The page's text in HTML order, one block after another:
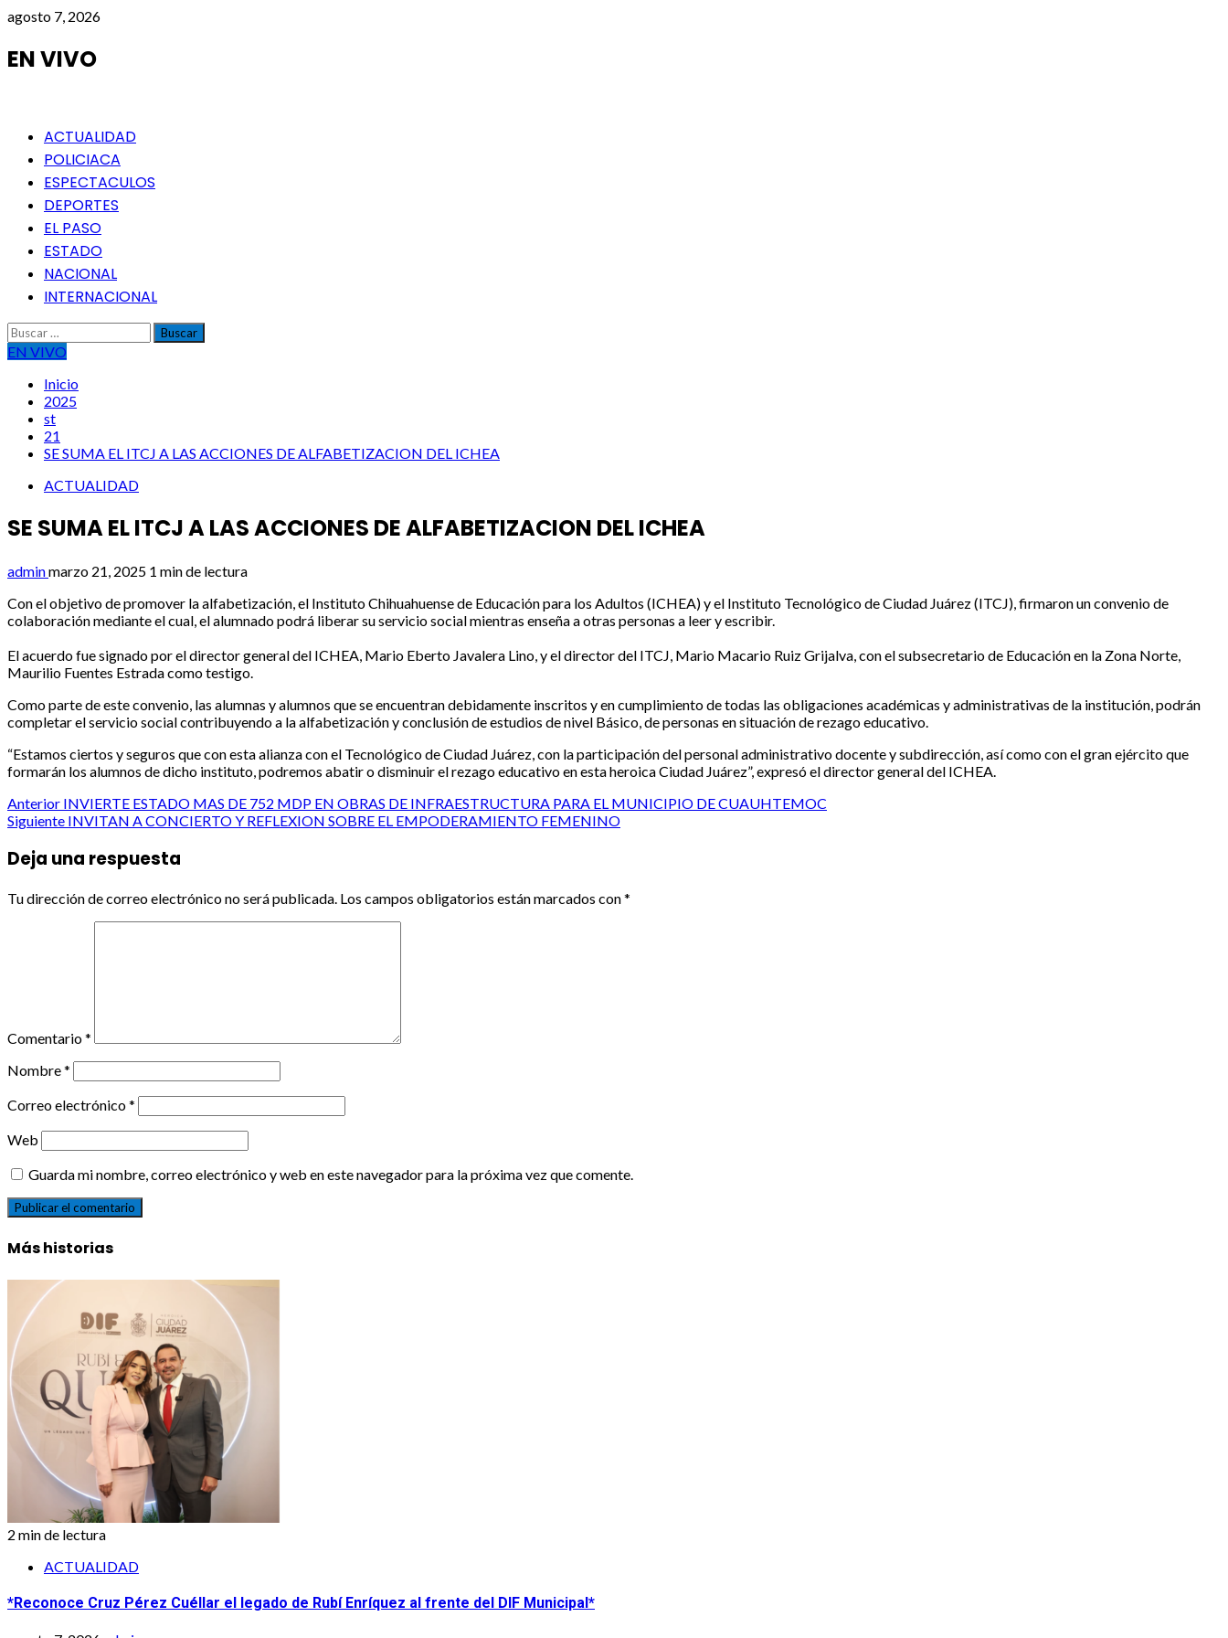
Saltar
contenido
agosto 7, 2026
EN VIVO
Menú
principal
ACTUALIDAD
POLICIACA
ESPECTACULOS
DEPORTES
EL PASO
ESTADO
NACIONAL
INTERNACIONAL
Buscar:
EN VIVO
Inicio
2025
st
21
SE SUMA EL ITCJ A LAS ACCIONES DE ALFABETIZACION DEL ICHEA
ACTUALIDAD
SE SUMA EL ITCJ A LAS ACCIONES DE ALFABETIZACION DEL ICHEA
adminmarzo 21, 2025 1 min de lectura
Con el objetivo de promover la alfabetización, el Instituto Chihuahuense de Educación para los Adultos (ICHEA) y el Instituto Tecnológico de Ciudad Juárez (ITCJ), firmaron un convenio de
colaboración mediante el cual, el alumnado podrá liberar su servicio social mientras enseña a otras personas a leer y escribir.
El acuerdo fue signado por el director general del ICHEA, Mario Eberto Javalera Lino, y el director del ITCJ, Mario Macario Ruiz Grijalva, con el subsecretario de Educación en la Zona Norte,
Maurilio Fuentes Estrada como testigo.
Como parte de este convenio, las alumnas y alumnos que se encuentran debidamente inscritos y en cumplimiento de todas las obligaciones académicas y administrativas de la institución, podrán
completar el servicio social contribuyendo a la alfabetización y conclusión de estudios de nivel Básico, de personas en situación de rezago educativo.
“Estamos ciertos y seguros que con esta alianza con el Tecnológico de Ciudad Juárez, con la participación del personal administrativo docente y subdirección, así como con el gran ejército que
formarán los alumnos de dicho instituto, podremos abatir o disminuir el rezago educativo en esta heroica Ciudad Juárez”, expresó el director general del ICHEA.
Post
Anterior INVIERTE ESTADO MAS DE 752 MDP EN OBRAS DE INFRAESTRUCTURA PARA EL MUNICIPIO DE CUAUHTEMOC
Siguiente INVITAN A CONCIERTO Y REFLEXION SOBRE EL EMPODERAMIENTO FEMENINO
Deja una respuesta
Tu dirección de correo electrónico no será publicada. Los campos obligatorios están marcados con*
Comentario*
Nombre*
Correo electrónico*
Web
Guarda mi nombre, correo electrónico y web en este navegador para la próxima vez que comente.
Más historias
2 min de lectura
ACTUALIDAD
*Reconoce Cruz Pérez Cuéllar el legado de Rubí Enríquez al frente del DIF Municipal*